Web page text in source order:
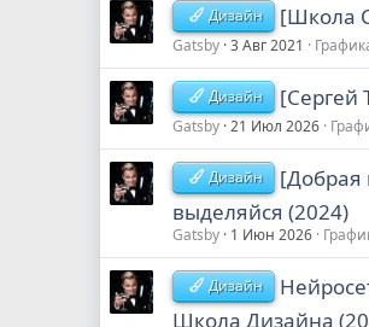
Дизайн [Школа
Gatsby 3 Авг 2021
Дизайн [Сергей
Gatsby 21 Июл 2026
Дизайн
[Добрая
выделяйся (2024)
Gatsby 1 Июн 2026
Дизайн
Школа Дизайна